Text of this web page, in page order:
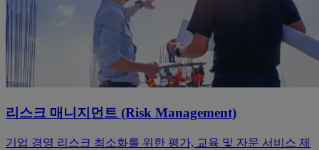
리스크 매니지먼트 (Risk Management)
기업 경영 리스크 최소화를 위한 평가, 교육 및 자문 서비스 제